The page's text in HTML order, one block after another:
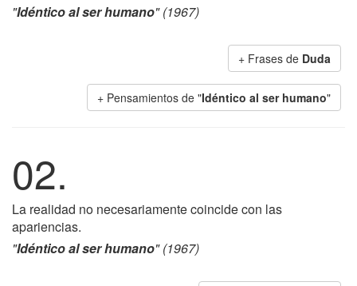
"Idéntico al ser humano" (1967)
+ Frases de Duda
+ Pensamientos de "Idéntico al ser humano"
02.
La realidad no necesariamente coincide con las
apariencias.
"Idéntico al ser humano" (1967)